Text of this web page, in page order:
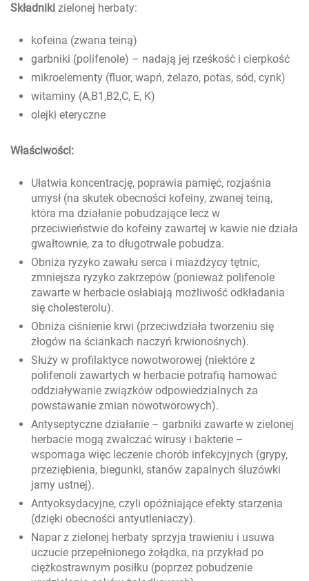
Składniki zielonej herbaty:
kofeina (zwana teiną)
garbniki (polifenole) – nadają jej rześkość i cierpkość
mikroelementy (fluor, wapń, żelazo, potas, sód, cynk)
witaminy (A,B1,B2,C, E, K)
olejki eteryczne
Właściwości:
Ułatwia koncentrację, poprawia pamięć, rozjaśnia
umysł (na skutek obecności kofeiny, zwanej teiną,
która ma działanie pobudzające lecz w
przeciwieństwie do kofeiny zawartej w kawie nie działa
gwałtownie, za to długotrwale pobudza.
Obniża ryzyko zawału serca i miażdżycy tętnic,
zmniejsza ryzyko zakrzepów (ponieważ polifenole
zawarte w herbacie osłabiają możliwość odkładania
się cholesterolu).
Obniża ciśnienie krwi (przeciwdziała tworzeniu się
złogów na ściankach naczyń krwionośnych).
Służy w profilaktyce nowotworowej (niektóre z
polifenoli zawartych w herbacie potrafią hamować
oddziaływanie związków odpowiedzialnych za
powstawanie zmian nowotworowych).
Antyseptyczne działanie – garbniki zawarte w zielonej
herbacie mogą zwalczać wirusy i bakterie –
wspomaga więc leczenie chorób infekcyjnych (grypy,
przeziębienia, biegunki, stanów zapalnych śluzówki
jamy ustnej).
Antyoksydacyjne, czyli opóźniające efekty starzenia
(dzięki obecności antyutleniaczy).
Napar z zielonej herbaty sprzyja trawieniu i usuwa
uczucie przepełnionego żołądka, na przykład po
ciężkostrawnym posiłku (poprzez pobudzenie